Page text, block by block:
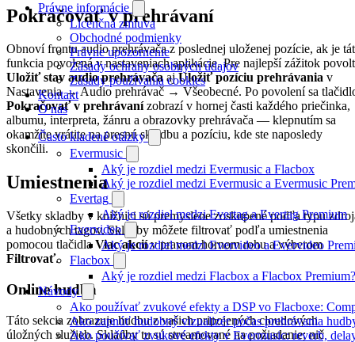
Právne informácie
Licenčná zmluva
Obchodné podmienky
Právne upozornenie
Zásady ochrany osobných údajov
Zásady používania cookies
Kontakt
O nás
Často kladené otázky
Evermusic
Aký je rozdiel medzi Evermusic a Flacbox
Aký je rozdiel medzi Evermusic a Evermusic
Evertag
Aký je rozdiel medzi Evertag a Evertag Premium
Evervideo
Aký je rozdiel medzi Evervideo a Evervideo
Flacbox
Aký je rozdiel medzi Flacbox a Flacbox Premium?
Návody
Ako používať zvukové efekty a DSP vo Flacboxe:
Ako zapnúť hudobný vizualizér počas prehrávania
Ako používať zvukové efekty v Evermusic: reverb,
Pokračovať v prehrávaní
Obnoví frontu audio prehrávača z poslednej uloženej pozície, ak je
funkcia povolená v nastaveniach aplikácie. Pre najlepší zážitok
Uložiť stav audio prehrávača ajUložiť pozíciu prehrávania v
Nastavenia → Audio prehrávač → Všeobecné. Po povolení sa
Pokračovať v prehrávanízobrazí v hornej časti každého priečinka,
albumu, interpreta, žánru a obrazovky prehrávača — klepnutím sa
okamžite vrátite na presnú skladbu a pozíciu, kde ste naposledy
skončili.
Umiestnenia
Všetky skladby v knižnici sú premyslene zoskupené podľa typu
a hudobných tagov. Skladby môžete filtrovať podľa umiestnenia
pomocou tlačidlaViac akciív pravom hornom rohu a výberom
Filtrovať.
Online hudba
Táto sekcia zobrazuje hudbu z vašich pripojených cloudových
úložných služieb. Skladby tu sú streamované na požiadanie; nič